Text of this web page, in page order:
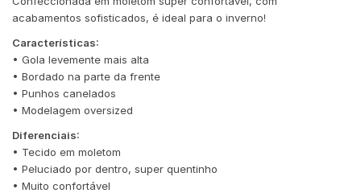
acabamentos sofisticados, é ideal para o inverno!
Características:
• Gola levemente mais alta
• Bordado na parte da frente
• Punhos canelados
• Modelagem oversized
Diferenciais:
• Tecido em moletom
• Peluciado por dentro, super quentinho
• Muito confortável